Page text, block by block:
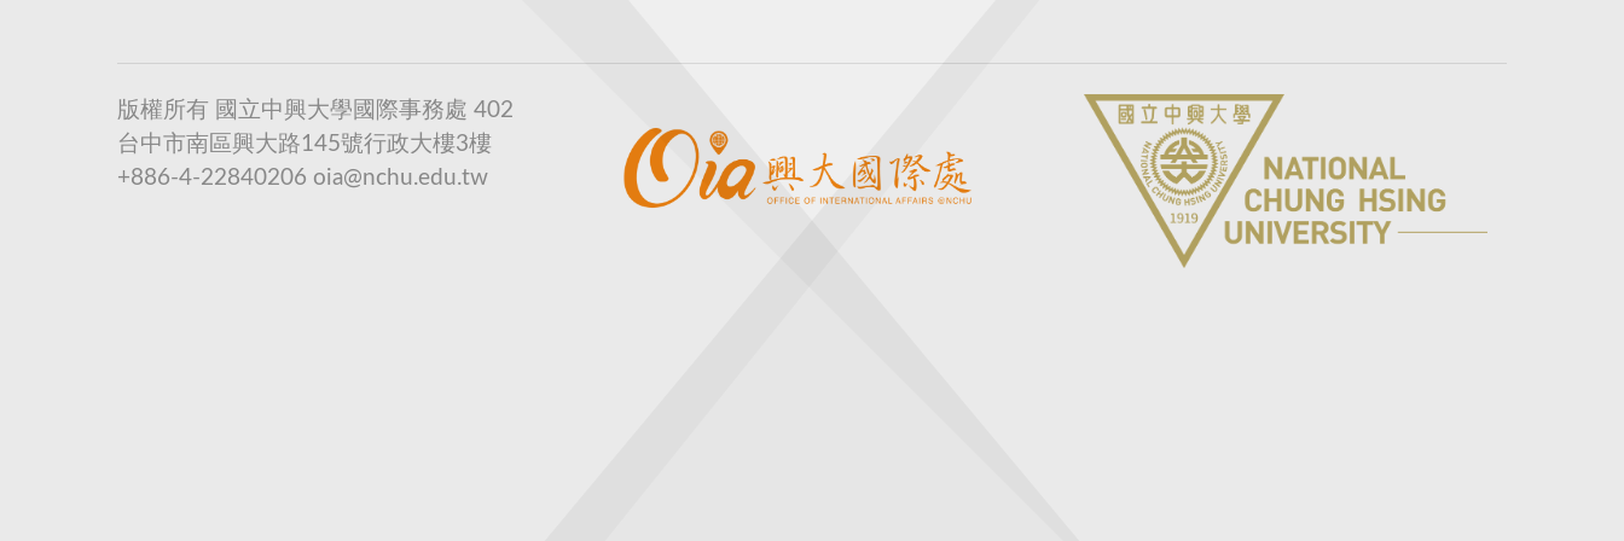
版權所有 國立中興大學國際事務處 402
台中市南區興大路145號行政大樓3樓
+886-4-22840206 oia@nchu.edu.tw